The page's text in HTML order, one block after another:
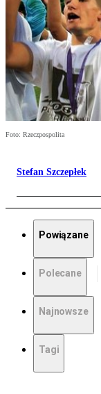
Foto: Rzeczpospolita
Stefan Szczepłek
Powiązane
Polecane
Najnowsze
Tagi